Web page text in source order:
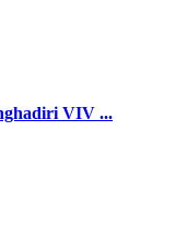
VIV ...